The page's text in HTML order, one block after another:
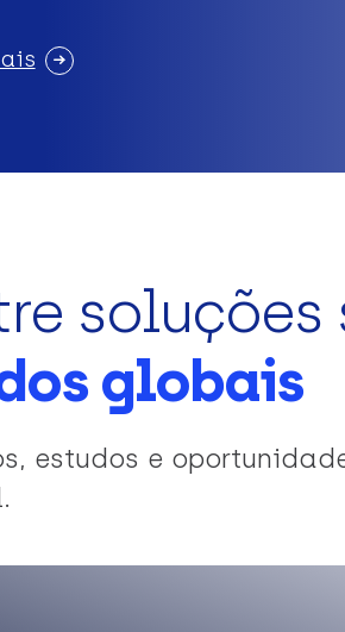
globais
estudos e